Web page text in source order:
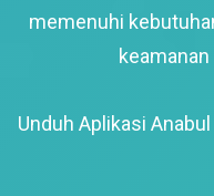
memenuhi
Unduh Aplikasi